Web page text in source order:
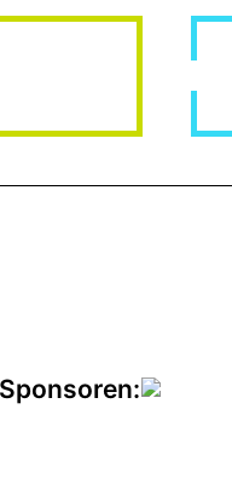
Sponsoren: